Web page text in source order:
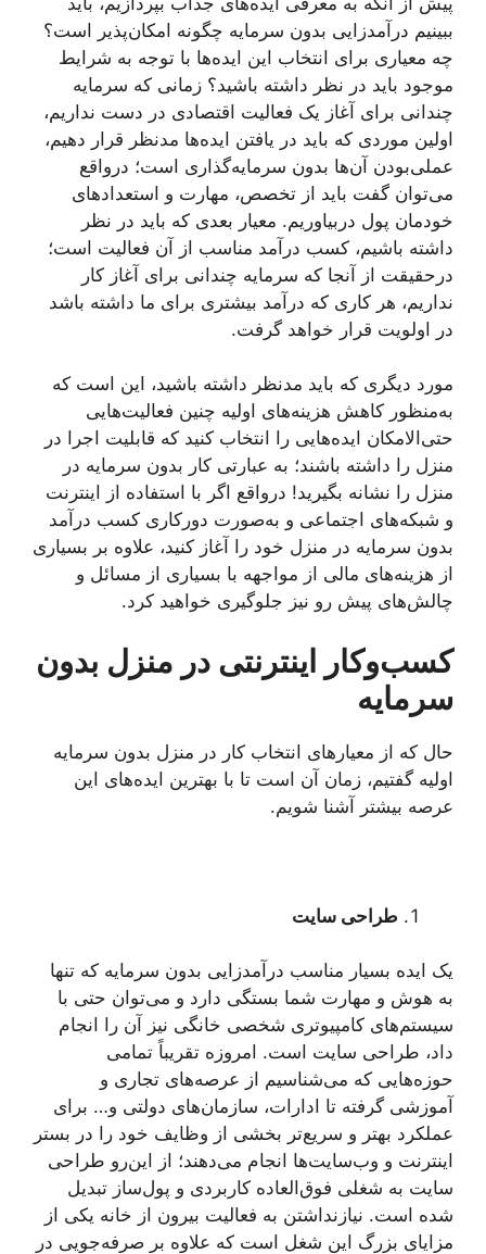
ببینیم درآمدزایی بدون سرمایه چگونه امکان‌پذیر است؟
چه معیاری برای انتخاب این ایده‌ها با توجه به شرایط
موجود باید در نظر داشته باشید؟ زمانی که سرمایه
چندانی برای آغاز یک فعالیت اقتصادی در دست نداریم،
اولین موردی که باید در یافتن ایده‌ها مدنظر قرار دهیم،
عملی‌بودن آن‌ها بدون سرمایه‌گذاری است؛ درواقع
می‌توان گفت باید از تخصص، مهارت و استعدادهای
خودمان پول دربیاوریم. معیار بعدی که باید در نظر
داشته باشیم، کسب درآمد مناسب از آن فعالیت است؛
درحقیقت از آنجا ‌که سرمایه چندانی برای آغاز کار
نداریم، هر کاری که درآمد بیشتری برای ما داشته باشد
در اولویت قرار خواهد گرفت.
مورد دیگری که باید مدنظر داشته باشید، این است که
به‌منظور کاهش هزینه‌های اولیه چنین فعالیت‌هایی
حتی‌الامکان ایده‌هایی را انتخاب کنید که قابلیت اجرا در
منزل را داشته باشند؛ به عبارتی کار بدون سرمایه در
منزل را نشانه بگیرید! درواقع اگر با استفاده از اینترنت
و شبکه‌های اجتماعی و به‌صورت دورکاری کسب درآمد
بدون سرمایه در منزل خود را آغاز کنید، علاوه ‌بر بسیاری
از هزینه‌های مالی از مواجهه با بسیاری از مسائل و
چالش‌های پیش رو نیز جلوگیری خواهید کرد.
کسب‌وکار اینترنتی در منزل بدون
سرمایه
حال که از معیارهای انتخاب کار در منزل بدون سرمایه
اولیه گفتیم، زمان آن است تا با بهترین ایده‌های این
عرصه بیشتر آشنا شویم.
طراحی سایت
یک ایده بسیار مناسب درآمدزایی بدون سرمایه که تنها
به هوش و مهارت شما بستگی دارد و می‌توان حتی با
سیستم‌های کامپیوتری شخصی خانگی نیز آن را انجام
داد، طراحی سایت است. امروزه تقریباً تمامی
حوزه‌هایی که می‌شناسیم از عرصه‌های تجاری و
آموزشی گرفته تا ادارات، سازمان‌های دولتی و… برای
عملکرد بهتر و سریع‌تر بخشی از وظایف خود را در بستر
اینترنت و وب‌سایت‌ها انجام می‌دهند؛ از این‌رو طراحی
سایت به شغلی فوق‌العاده کاربردی و پول‌ساز تبدیل
شده است. نیازنداشتن به فعالیت بیرون از خانه یکی از
مزایای بزرگ این شغل است که علاوه ‌بر صرفه‌جویی در